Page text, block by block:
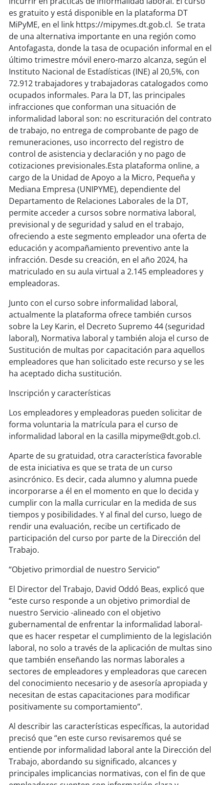
soyquillota
soy sanantonio
soychillán
soysancarlos
soytalcahuano
soyconcepción
soy coronel
soyarauco
soytemuco
soyvaldivia
soyosorno
soypuertomontt
soychiloé
es gratuito y está disponible en la plataforma DT
MiPyME, en el link https://mipymes.dt.gob.cl. Se trata
de una alternativa importante en una región como
Antofagasta, donde la tasa de ocupación informal en el
último trimestre móvil enero-marzo alcanza, según el
Instituto Nacional de Estadísticas (INE) al 20,5%, con
72.912 trabajadores y trabajadoras catalogados como
ocupados informales. Para la DT, las principales
infracciones que conforman una situación de
informalidad laboral son: no escrituración del contrato
de trabajo, no entrega de comprobante de pago de
remuneraciones, uso incorrecto del registro de
control de asistencia y declaración y no pago de
cotizaciones previsionales.Esta plataforma online, a
cargo de la Unidad de Apoyo a la Micro, Pequeña y
Mediana Empresa (UNIPYME), dependiente del
Departamento de Relaciones Laborales de la DT,
permite acceder a cursos sobre normativa laboral,
previsional y de seguridad y salud en el trabajo,
ofreciendo a este segmento empleador una oferta de
educación y acompañamiento preventivo ante la
infracción. Desde su creación, en el año 2024, ha
matriculado en su aula virtual a 2.145 empleadores y
empleadoras.
Junto con el curso sobre informalidad laboral,
actualmente la plataforma ofrece también cursos
sobre la Ley Karin, el Decreto Supremo 44 (seguridad
laboral), Normativa laboral y también aloja el curso de
Sustitución de multas por capacitación para aquellos
empleadores que han solicitado este recurso y se les
ha aceptado dicha sustitución.
Inscripción y características
Los empleadores y empleadoras pueden solicitar de
forma voluntaria la matrícula para el curso de
informalidad laboral en la casilla mipyme@dt.gob.cl.
Aparte de su gratuidad, otra característica favorable
de esta iniciativa es que se trata de un curso
asincrónico. Es decir, cada alumno y alumna puede
incorporarse a él en el momento en que lo decida y
cumplir con la malla curricular en la medida de sus
tiempos y posibilidades. Y al final del curso, luego de
rendir una evaluación, recibe un certificado de
participación del curso por parte de la Dirección del
Trabajo.
“Objetivo primordial de nuestro Servicio”
El Director del Trabajo, David Oddó Beas, explicó que
“este curso responde a un objetivo primordial de
nuestro Servicio -alineado con el objetivo
gubernamental de enfrentar la informalidad laboral-
que es hacer respetar el cumplimiento de la legislación
laboral, no solo a través de la aplicación de multas sino
que también enseñando las normas laborales a
sectores de empleadores y empleadoras que carecen
del conocimiento necesario y de asesoría apropiada y
necesitan de estas capacitaciones para modificar
positivamente su comportamiento”.
Al describir las características específicas, la autoridad
precisó que “en este curso revisaremos qué se
entiende por informalidad laboral ante la Dirección del
Trabajo, abordando su significado, alcances y
principales implicancias normativas, con el fin de que